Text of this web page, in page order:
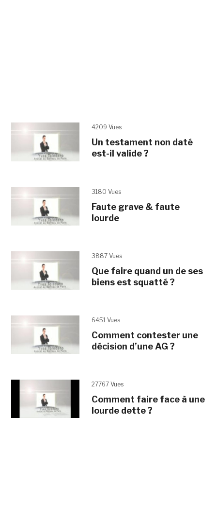
4209 Vues
Un testament non daté
est-il valide ?
3180 Vues
Faute grave & faute
lourde
3887 Vues
Que faire quand un de ses
biens est squatté ?
6451 Vues
Comment contester une
décision d’une AG ?
27767 Vues
Comment faire face à une
lourde dette ?